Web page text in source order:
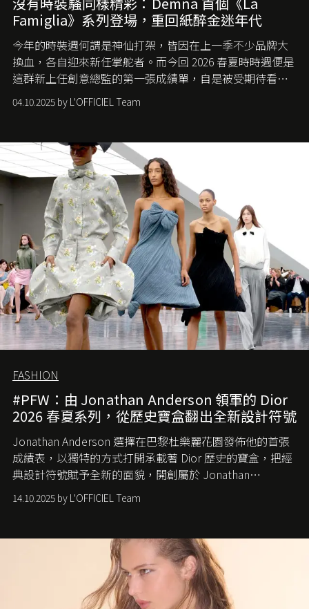
Famiglia》系列登場，重回紙醉金迷年代
今年的時裝週何謂是神仙打架，皆因在上一季不少品牌大
換血，各自迎來新任掌舵者。而今回 2026 春夏時時週便是
這群新上任創意總監的第一張成績單，自是被受期待看他
們如何各顯神通。意大利老牌 Gucci 在過去幾個季度業績
難已救回，開雲集團任命成功曾翻轉 Balenciaga 的愛將
團市值一日蒸發 30 億美元，大眾擔心走得太前的 Demna
會忽略品牌的美學基礎，最後變成三不像。而從剛剛推出
的首作所造成的話題及關注度，我們便知道 Demna 沒這麼
簡單，一個嶄新的 Gucci 時代已經展開！
04.10.2025 by L'OFFICIEL Team
FASHION
#PFW：由 Jonathan Anderson 領軍的 Dior
2026 春夏系列，從歷史寶盒翻出全新設計符號
Jonathan Anderson 選擇在巴黎杜樂麗花園發佈他的首張
成績表，以獨特的方式打開承載著 Dior 歷史的寶盒，把經
典設計符號賦予全新的面貌，開創屬於 Jonathan
Anderson 的 Dior 時代。
14.10.2025 by L'OFFICIEL Team